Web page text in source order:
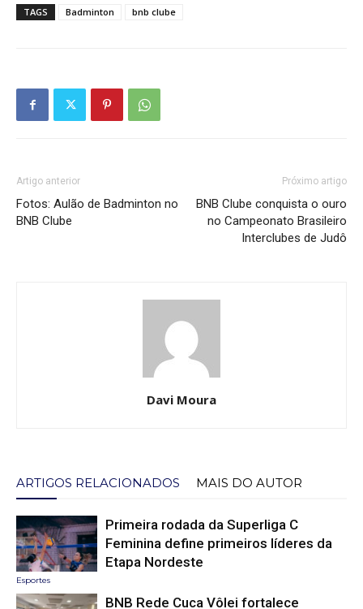
TAGS Badminton bnb clube
Artigo anterior
Fotos: Aulão de Badminton no
BNB Clube
Próximo artigo
BNB Clube conquista o ouro
no Campeonato Brasileiro
Interclubes de Judô
Davi Moura
ARTIGOS RELACIONADOS MAIS DO AUTOR
Esportes
Primeira rodada da Superliga C
Feminina define primeiros líderes da
Etapa Nordeste
BNB Rede Cuca Vôlei fortalece